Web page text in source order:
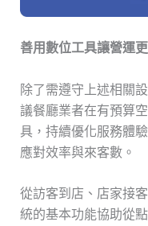
善用數位工具讓營運
除了需遵守上述相關
議餐廳業者在有預算
具，持續優化服務體
應對效率與來客數。
從訪客到店、店家接
統的基本功能協助從